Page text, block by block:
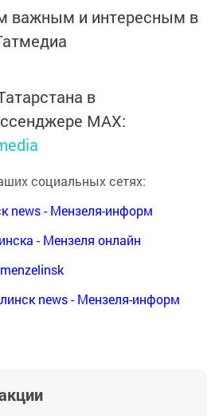
важным и интересным в
в
MАХ:
социальных сетях:
news - Мензеля-информ
- Мензеля онлайн
news - Мензеля-информ